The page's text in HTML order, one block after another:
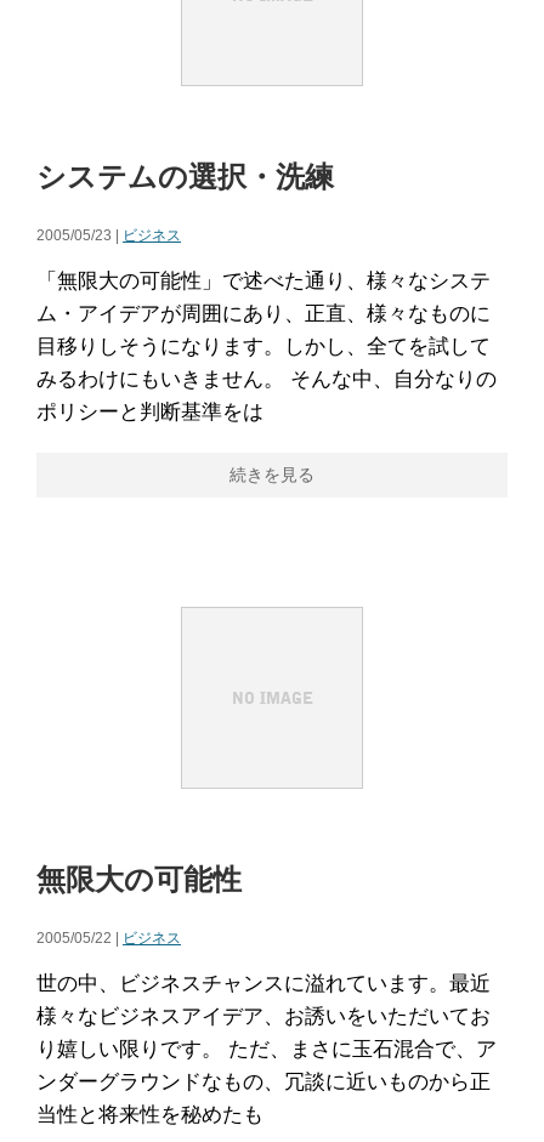
システムの選択・洗練
2005/05/23 | ビジネス
「無限大の可能性」で述べた通り、様々なシステ
ム・アイデアが周囲にあり、正直、様々なものに
目移りしそうになります。しかし、全てを試して
みるわけにもいきません。 そんな中、自分なりの
ポリシーと判断基準をは
続きを見る
無限大の可能性
2005/05/22 | ビジネス
世の中、ビジネスチャンスに溢れています。最近
様々なビジネスアイデア、お誘いをいただいてお
り嬉しい限りです。 ただ、まさに玉石混合で、ア
ンダーグラウンドなもの、冗談に近いものから正
当性と将来性を秘めたも